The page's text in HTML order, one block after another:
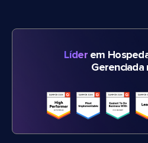
Líderem
Gerenciada